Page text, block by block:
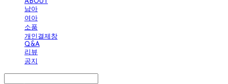
남아
여아
소품
개인결제창
Q&A
리뷰
공지